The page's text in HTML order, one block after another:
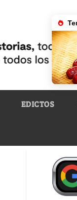
EDICTOS